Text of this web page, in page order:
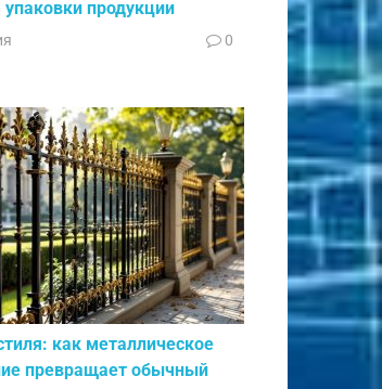
упаковки продукции
0
как металлическое
превращает обычный